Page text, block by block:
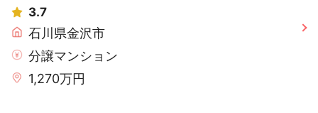
3.7
石川県金沢市
分譲マンション
1,270万円